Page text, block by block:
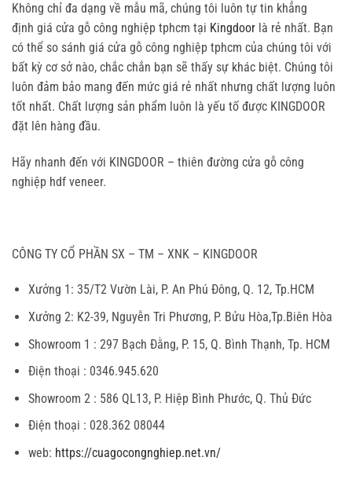
Không chỉ đa dạng về mẫu mã, chúng tôi luôn tự tin khẳng
định giá cửa gỗ công nghiệp tphcm tại Kingdoor là rẻ nhất. Bạn
có thể so sánh giá cửa gỗ công nghiệp tphcm của chúng tôi với
bất kỳ cơ sở nào, chắc chắn bạn sẽ thấy sự khác biệt. Chúng tôi
luôn đảm bảo mang đến mức giá rẻ nhất nhưng chất lượng luôn
tốt nhất. Chất lượng sản phẩm luôn là yếu tố được KINGDOOR
đặt lên hàng đầu.
Hãy nhanh đến với KINGDOOR – thiên đường cửa gỗ công
nghiệp hdf veneer.
CÔNG TY CỔ PHẦN SX – TM – XNK – KINGDOOR
Xưởng 1: 35/T2 Vườn Lài, P. An Phú Đông, Q. 12, Tp.HCM
Xưởng 2: K2-39, Nguyễn Tri Phương, P. Bửu Hòa,Tp.Biên Hòa
Showroom 1 : 297 Bạch Đằng, P. 15, Q. Bình Thạnh, Tp. HCM
Điện thoại : 0346.945.620
Showroom 2 : 586 QL13, P. Hiệp Bình Phước, Q. Thủ Đức
Điện thoại : 028.362 08044
web: https://cuagocongnghiep.net.vn/